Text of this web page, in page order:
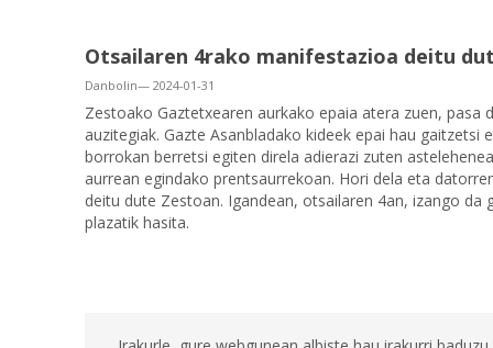
Otsailaren 4rako manifestazioa deitu
Danbolin— 2024-01-31
Zestoako Gaztetxearen aurkako epaia atera zuen, pasa
auzitegiak. Gazte Asanbladako kideek epai hau gaitzetsi
borrokan berretsi egiten direla adierazi zuten
aurrean egindako prentsaurrekoan. Hori dela eta
deitu dute Zestoan. Igandean, otsailaren 4an, izango da
plazatik hasita.